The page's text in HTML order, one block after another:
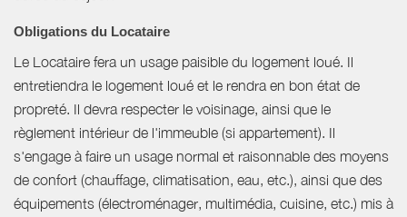
Obligations du Locataire
Le Locataire fera un usage paisible du logement loué. Il
entretiendra le logement loué et le rendra en bon état de
propreté. Il devra respecter le voisinage, ainsi que le
règlement intérieur de l'immeuble (si appartement). Il
s'engage à faire un usage normal et raisonnable des moyens
de confort (chauffage, climatisation, eau, etc.), ainsi que des
équipements (électroménager, multimédia, cuisine, etc.) mis à